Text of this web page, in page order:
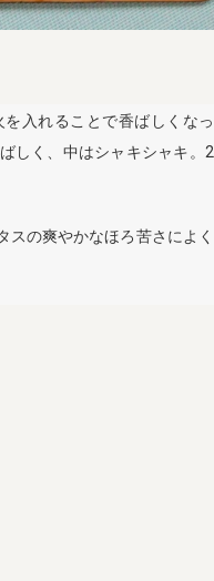
入れることで香ばしくなっ
しく、中はシャキシャキ。2
の爽やかなほろ苦さによく